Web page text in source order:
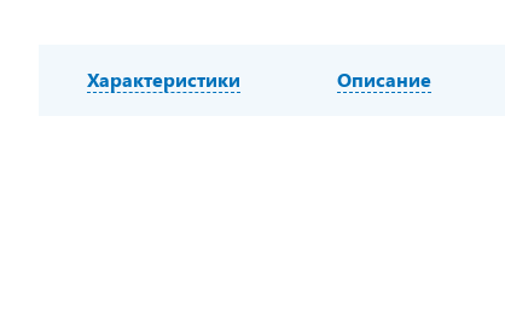
Характеристики Описание